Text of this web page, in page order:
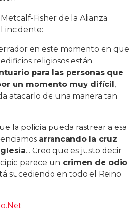
Fisher de la Alianza
incidente:
en este momento en que
edificios religiosos están
para las personas que
un momento muy difícil,
atacarlo de una manera tan
la policía pueda rastrear a esa
arrancando la cruz
... Creo que es justo decir
parece un crimen de odio
sucediendo en todo el Reino